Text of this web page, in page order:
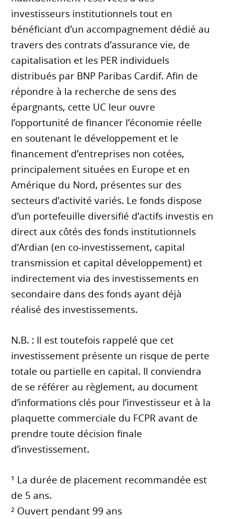
investisseurs institutionnels tout en
bénéficiant d’un accompagnement dédié au
travers des contrats d’assurance vie, de
capitalisation et les PER individuels
distribués par BNP Paribas Cardif. Afin de
répondre à la recherche de sens des
épargnants, cette UC leur ouvre
l’opportunité de financer l’économie réelle
en soutenant le développement et le
financement d’entreprises non cotées,
principalement situées en Europe et en
Amérique du Nord, présentes sur des
secteurs d’activité variés. Le fonds dispose
d’un portefeuille diversifié d’actifs investis en
direct aux côtés des fonds institutionnels
d’Ardian (en co-investissement, capital
transmission et capital développement) et
indirectement via des investissements en
secondaire dans des fonds ayant déjà
réalisé des investissements.
N.B. : Il est toutefois rappelé que cet
investissement présente un risque de perte
totale ou partielle en capital. Il conviendra
de se référer au règlement, au document
d’informations clés pour l’investisseur et à la
plaquette commerciale du FCPR avant de
prendre toute décision finale
d’investissement.
¹ La durée de placement recommandée est
de 5 ans.
² Ouvert pendant 99 ans